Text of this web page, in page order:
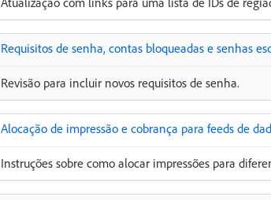
Requisitos de senha, contas bloqueadas e senhas
Revisão para incluir novos requisitos de senha.
Alocação de impressão e cobrança para feeds de
Instruções sobre como alocar impressões para